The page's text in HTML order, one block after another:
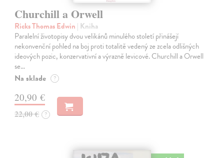
Churchill a Orwell
Ricks Thomas Edwin | Kniha
Paralelní životopisy dvou velikánů minulého století přinášejí
nekonvenční pohled na boj proti totalitě vedený ze zcela odlišných
ideových pozic, konzervativní a výrazně levicové. Churchill a Orwell
se…
Na sklade ?
20,90 €
22,00 € ?